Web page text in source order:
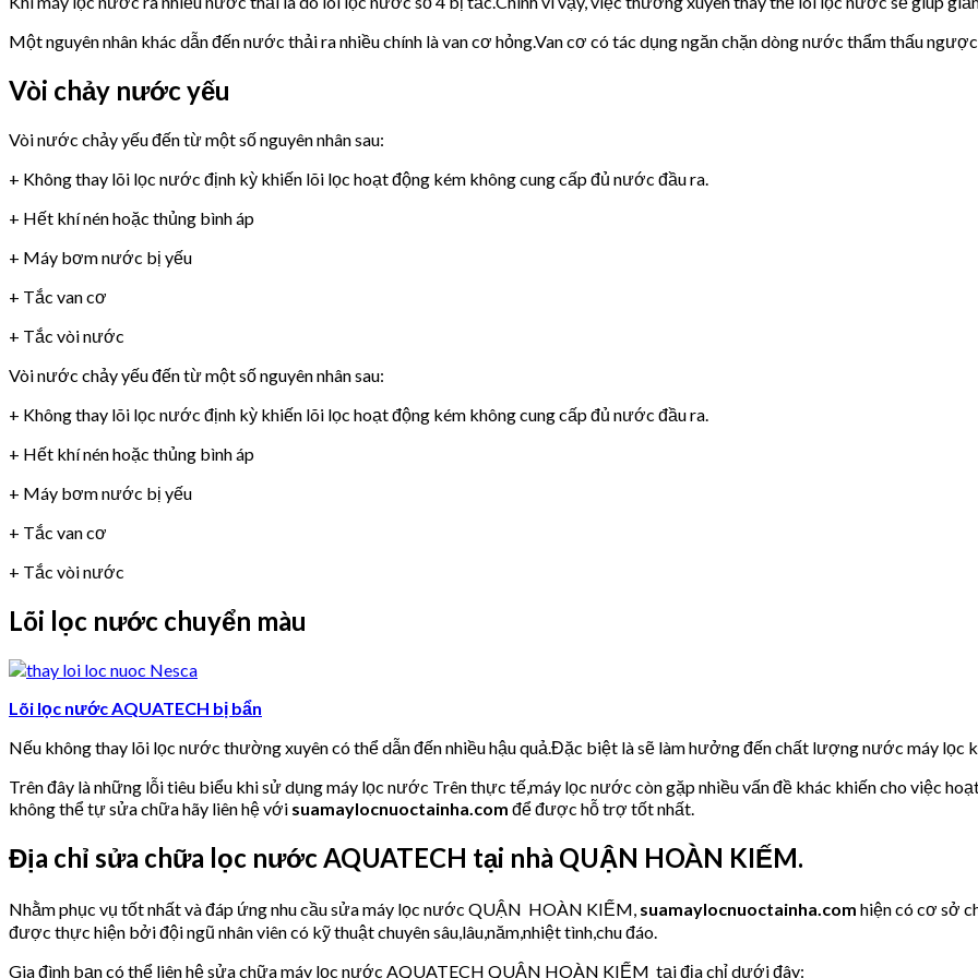
Một nguyên nhân khác dẫn đến nước thải ra nhiều chính là van cơ hỏng.Van cơ có tác dụng ngăn chặn dòng nước thẩm thấu
Vòi chảy nước yếu
Vòi nước chảy yếu đến từ một số nguyên nhân sau:
+ Không thay lõi lọc nước định kỳ khiến lõi lọc hoạt động kém không cung cấp đủ nước đầu ra.
+ Hết khí nén hoặc thủng bình áp
+ Máy bơm nước bị yếu
+ Tắc van cơ
+ Tắc vòi nước
Vòi nước chảy yếu đến từ một số nguyên nhân sau:
+ Không thay lõi lọc nước định kỳ khiến lõi lọc hoạt động kém không cung cấp đủ nước đầu ra.
+ Hết khí nén hoặc thủng bình áp
+ Máy bơm nước bị yếu
+ Tắc van cơ
+ Tắc vòi nước
Lõi lọc nước chuyển màu
Lõi lọc nước AQUATECH bị bẩn
Nếu không thay lõi lọc nước thường xuyên có thể dẫn đến nhiều hậu quả.Đặc biệt là sẽ làm hưởng đến chất lượng nước máy lọc
Trên đây là những lỗi tiêu biểu khi sử dụng máy lọc nước Trên thực tế,máy lọc nước còn gặp nhiều vấn đề khác khiến cho việc
không thể tự sửa chữa hãy liên hệ với suamaylocnuoctainha.com để được hỗ trợ tốt nhất.
Địa chỉ sửa chữa lọc nước AQUATECH tại nhà QUẬN HOÀN KIẾM.
Nhằm phục vụ tốt nhất và đáp ứng nhu cầu sửa máy lọc nước QUẬN HOÀN KIẾM, suamaylocnuoctainha.com hiện có cơ sở
được thực hiện bởi đội ngũ nhân viên có kỹ thuật chuyên sâu,lâu,năm,nhiệt tình,chu đáo.
Gia đình bạn có thể liên hệ sửa chữa máy lọc nước AQUATECH QUẬN HOÀN KIẾM tại địa chỉ dưới đây: